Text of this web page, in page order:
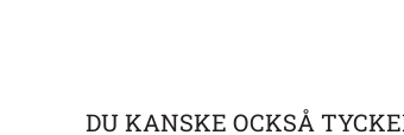
DU KANSKE OCKSÅ